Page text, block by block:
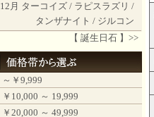
12月 ターコイズ/ ラピスラズリ /
タンザナイト / ジルコン
【 誕生日石 】>>
～￥9,999
￥10,000 ～ 19,999
￥20,000 ～ 49,999